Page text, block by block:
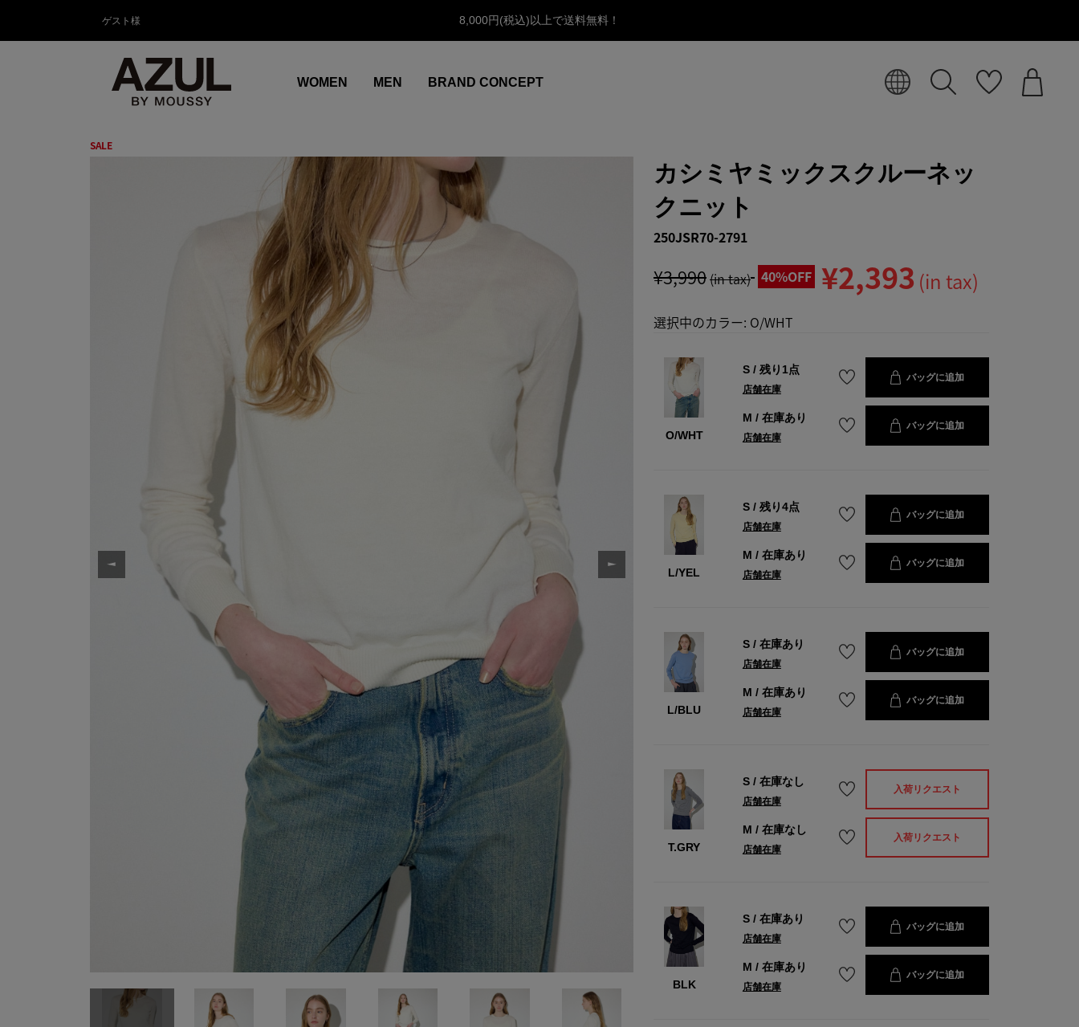
ゲスト様 8,000円(税込)以上で送料無料！
WOMEN MEN BRAND CONCEPT
SALE
カシミヤミックスクルーネッ
クニット
250JSR70-2791
¥3,990(in tax) 40%OFF ¥2,393 (in tax)
選択中のカラー: O/WHT
O/WHT
S/ 残り1点
店舗在庫
バッグに追加
M / 在庫あり
店舗在庫
バッグに追加
L/YEL
S/ 残り4点
店舗在庫
バッグに追加
M / 在庫あり
店舗在庫
バッグに追加
L/BLU
S/ 在庫あり
店舗在庫
バッグに追加
M / 在庫あり
店舗在庫
バッグに追加
T.GRY
S/ 在庫なし
店舗在庫
入荷リクエスト
M / 在庫なし
店舗在庫
入荷リクエスト
BLK
S/ 在庫あり
店舗在庫
バッグに追加
M / 在庫あり
店舗在庫
バッグに追加